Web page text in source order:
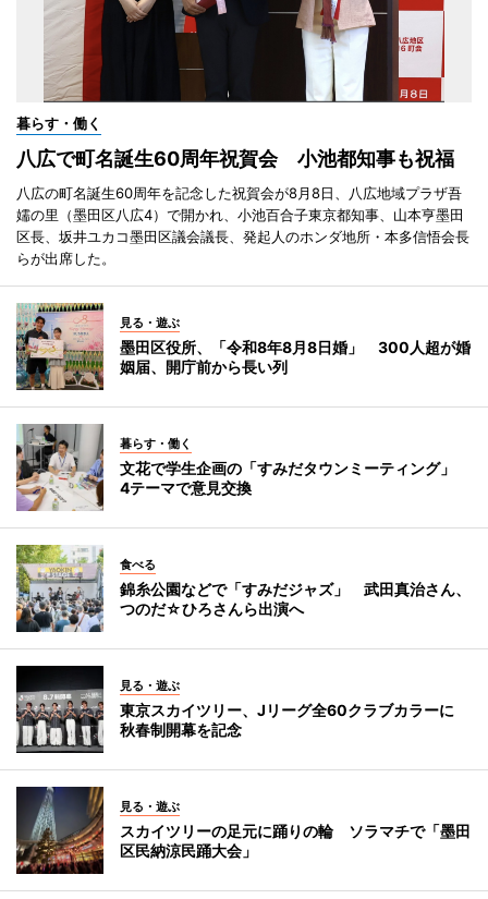
暮らす・働く
八広で町名誕生60周年祝賀会 小池都知事も祝福
八広の町名誕生60周年を記念した祝賀会が8月8日、八広地域プラザ吾
嬬の里（墨田区八広4）で開かれ、小池百合子東京都知事、山本亨墨田
区長、坂井ユカコ墨田区議会議長、発起人のホンダ地所・本多信悟会長
らが出席した。
見る・遊ぶ
墨田区役所、「令和8年8月8日婚」 300人超が婚
姻届、開庁前から長い列
暮らす・働く
文花で学生企画の「すみだタウンミーティング」
4テーマで意見交換
食べる
錦糸公園などで「すみだジャズ」 武田真治さん、
つのだ☆ひろさんら出演へ
見る・遊ぶ
東京スカイツリー、Jリーグ全60クラブカラーに
秋春制開幕を記念
見る・遊ぶ
スカイツリーの足元に踊りの輪 ソラマチで「墨田
区民納涼民踊大会」